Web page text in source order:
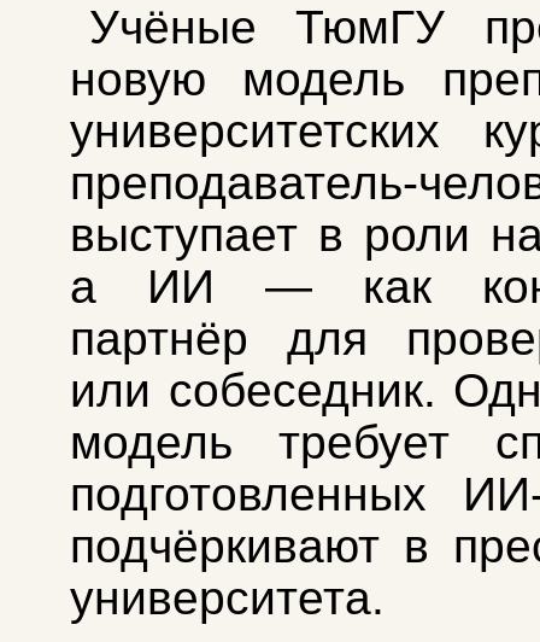
Учёные ТюмГУ
новую модель
университетских
преподаватель-
выступает в роли
а ИИ — как
партнёр для
или собеседник.
модель требует
подготовленных
подчёркивают в
университета.